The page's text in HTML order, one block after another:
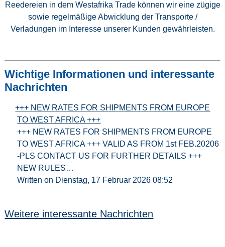
Reedereien in dem Westafrika Trade können wir eine zügige
sowie regelmäßige Abwicklung der Transporte /
Verladungen im Interesse unserer Kunden gewährleisten.
Wichtige Informationen und interessante
Nachrichten
+++ NEW RATES FOR SHIPMENTS FROM EUROPE
TO WEST AFRICA +++
+++ NEW RATES FOR SHIPMENTS FROM EUROPE
TO WEST AFRICA +++ VALID AS FROM 1st FEB.20206
-PLS CONTACT US FOR FURTHER DETAILS +++
NEW RULES…
Written on Dienstag, 17 Februar 2026 08:52
Weitere interessante Nachrichten